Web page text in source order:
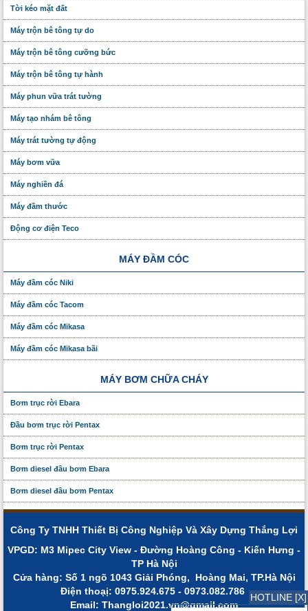
Tời kéo mặt đất
Máy trộn bê tông tự do
Máy trộn bê tông cưỡng bức
Máy trộn bê tông tự hành
Máy phun vữa trát tường
Máy tạo nhám bê tông
Máy trát tường tự động
Máy bơm vữa
Máy nghiền đá
Máy đầm thước
Động cơ điện Teco
MÁY ĐẦM CÓC
Máy đầm cóc Niki
Máy đầm cóc Tacom
Máy đầm cóc Mikasa
Máy đầm cóc Mikasa bãi
MÁY BƠM CHỮA CHÁY
Bơm trục rời Ebara
Đầu bơm trục rời Pentax
Bơm trục rời Pentax
Bơm diesel đầu bơm Ebara
Bơm diesel đầu bơm Pentax
Công Ty TNHH Thiết Bị Công Nghiệp Và Xây Dựng Thắng Lợi
VPGD: M3 Mipec City View - Đường Hoàng Công - Kiến Hưng -
TP Hà Nội
Cửa hàng: Số 1 ngõ 1043 Giải Phóng, Hoàng Mai, TP.Hà Nội
Điện thoạị: 0975.924.675 - 0973.082.786
Email: Thangloi2021.vn@gmail.com
HOTLINE [X]